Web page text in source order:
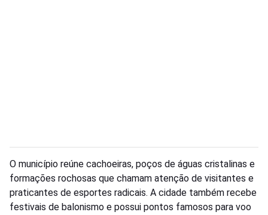
O município reúne cachoeiras, poços de águas cristalinas e
formações rochosas que chamam atenção de visitantes e
praticantes de esportes radicais. A cidade também recebe
festivais de balonismo e possui pontos famosos para voo